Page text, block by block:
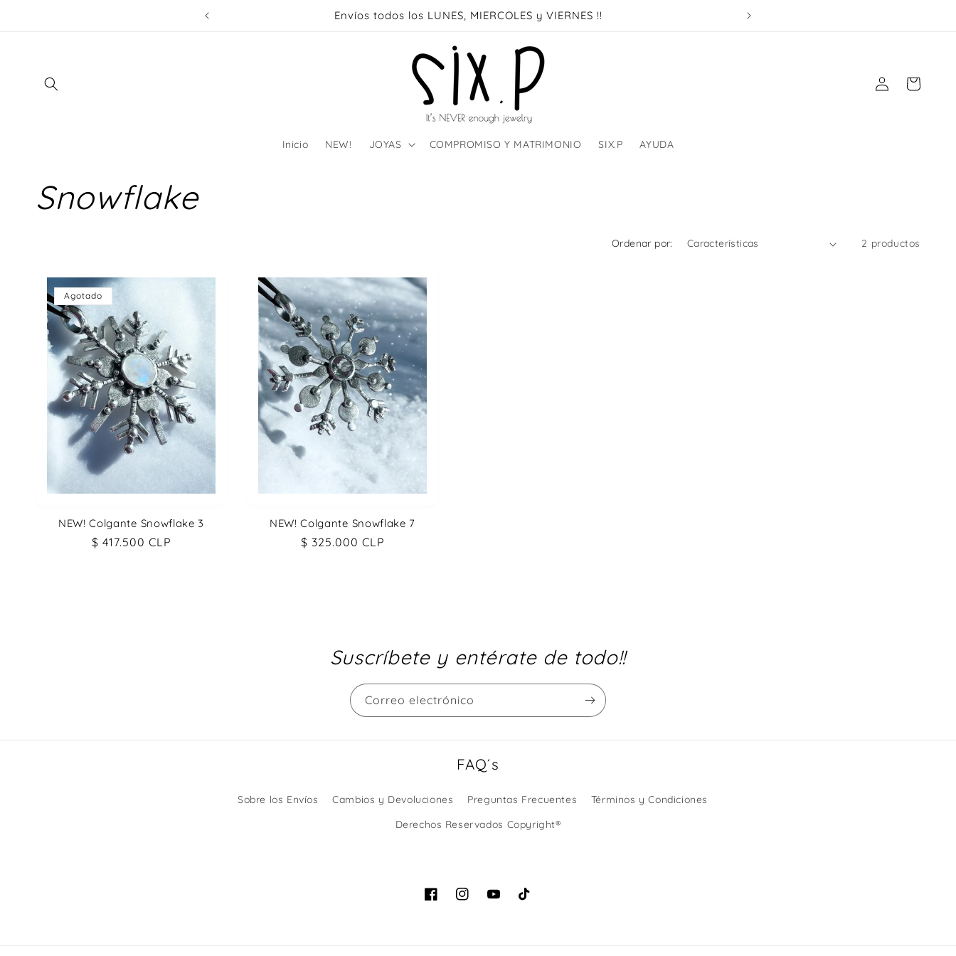
Envíos todos los LUNES, MIERCOLES y VIERNES !!
Inicio NEW! JOYAS COMPROMISO Y MATRIMONIO SIX.P AYUDA
sesión
Carrito
Snowflake
Ordenar por: 2 productos
Agotado
NEW! Colgante Snowflake 3
Precio
$ 417.500 CLP
NEW! Colgante Snowflake 7
Precio
$ 325.000 CLP
Suscríbete y entérate de todo!!
Correo electrónico
FAQ´s
Sobre los Envíos Cambios y Devoluciones Preguntas Frecuentes
Términos y Condiciones
Derechos Reservados Copyright®
FacebookInstagramYouTubeTikTok